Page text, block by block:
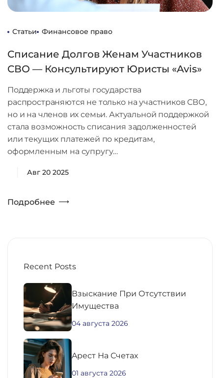
Статьи Финансовое право
Списание Долгов Женам Участников
СВО — Консультируют Юристы «Avis»
Поддержка и льготы государства
распространяются не только на участников СВО,
но и на членов их семьи. Актуальной поддержкой
стала возможность списания задолженностей
или текущих платежей по кредитам,
оформленным на супругу…
Авг 20 2025
Подробнее
Recent Posts
Взыскание При Отсутствии
Имущества
04 августа 2026
Aрест На Счетах
01 августа 2026